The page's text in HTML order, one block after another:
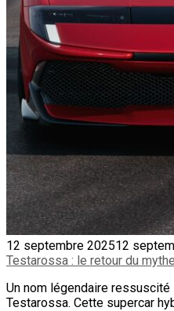
12 septembre 202512
Testarossa : le retour du
Un nom légendaire
Testarossa. Cette supercar